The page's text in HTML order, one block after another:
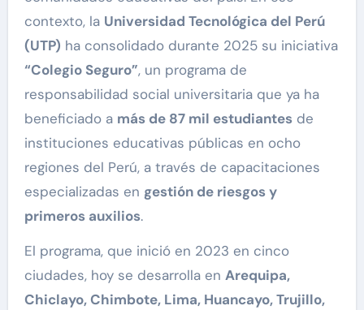
contexto, la Universidad Tecnológica del Perú
(UTP) ha consolidado durante 2025 su iniciativa
“Colegio Seguro”, un programa de
responsabilidad social universitaria que ya ha
beneficiado a más de 87 mil estudiantesde
instituciones educativas públicas en ocho
regiones del Perú, a través de capacitaciones
especializadas en gestión de riesgos y
primeros auxilios.
El programa, que inició en 2023 en cinco
ciudades, hoy se desarrolla en Arequipa,
Chiclayo, Chimbote, Lima, Huancayo, Trujillo,